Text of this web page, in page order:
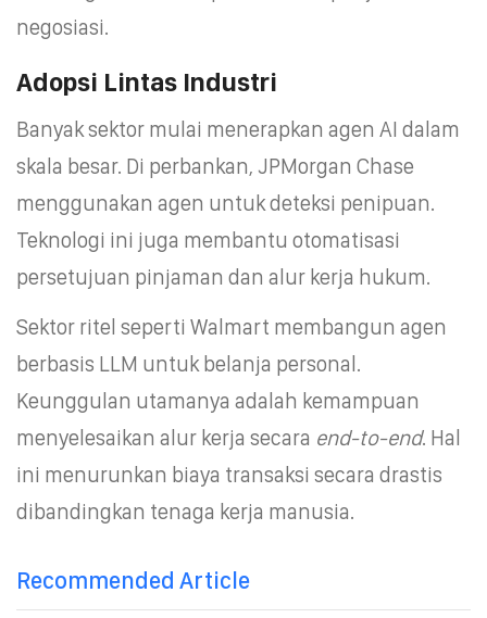
negosiasi.
Adopsi Lintas Industri
Banyak sektor mulai menerapkan agen AI dalam
skala besar. Di perbankan, JPMorgan Chase
menggunakan agen untuk deteksi penipuan.
Teknologi ini juga membantu otomatisasi
persetujuan pinjaman dan alur kerja hukum.
Sektor ritel seperti Walmart membangun agen
berbasis LLM untuk belanja personal.
Keunggulan utamanya adalah kemampuan
menyelesaikan alur kerja secara end-to-end. Hal
ini menurunkan biaya transaksi secara drastis
dibandingkan tenaga kerja manusia.
Recommended Article